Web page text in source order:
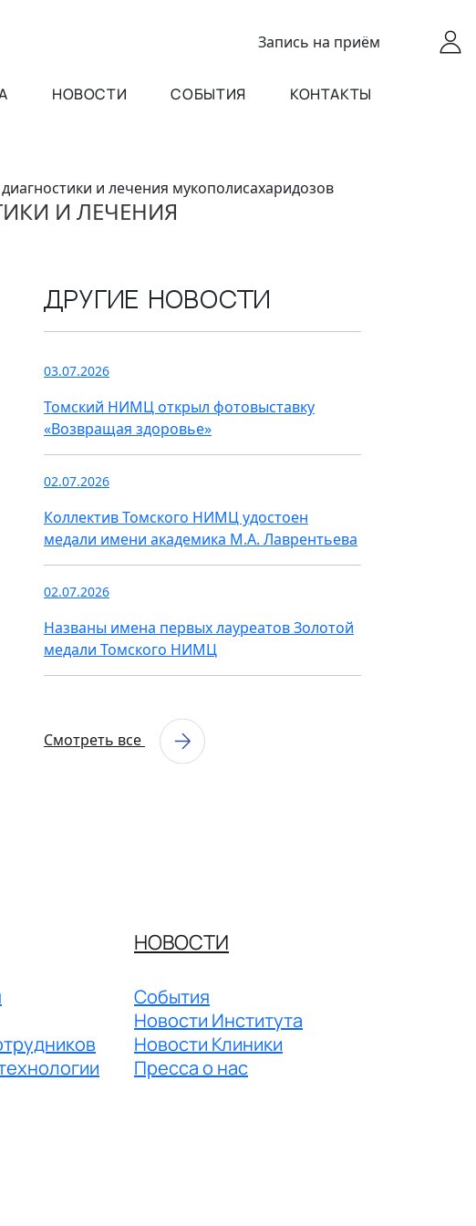
Запись на приём
НОВОСТИ СОБЫТИЯ КОНТАКТЫ
и лечения мукополисахаридозов
И ЛЕЧЕНИЯ
Другие новости
03.07.2026
Томский НИМЦ открыл фотовыставку
«Возвращая здоровье»
02.07.2026
Коллектив Томского НИМЦ удостоен
медали имени академика М.А. Лаврентьева
02.07.2026
Названы имена первых лауреатов Золотой
медали Томского НИМЦ
Смотреть все
НОВОСТИ
События
Новости Института
Новости Клиники
Пресса о нас